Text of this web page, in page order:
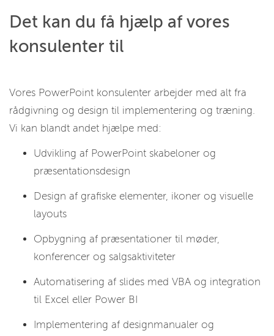
Det kan du få hjælp af vores
konsulenter til
Vores PowerPoint konsulenter arbejder med alt fra
rådgivning og design til implementering og træning.
Vi kan blandt andet hjælpe med:
Udvikling af PowerPoint skabeloner og
præsentationsdesign
Design af grafiske elementer, ikoner og visuelle
layouts
Opbygning af præsentationer til møder,
konferencer og salgsaktiviteter
Automatisering af slides med VBA og integration
til Excel eller Power BI
Implementering af designmanualer og